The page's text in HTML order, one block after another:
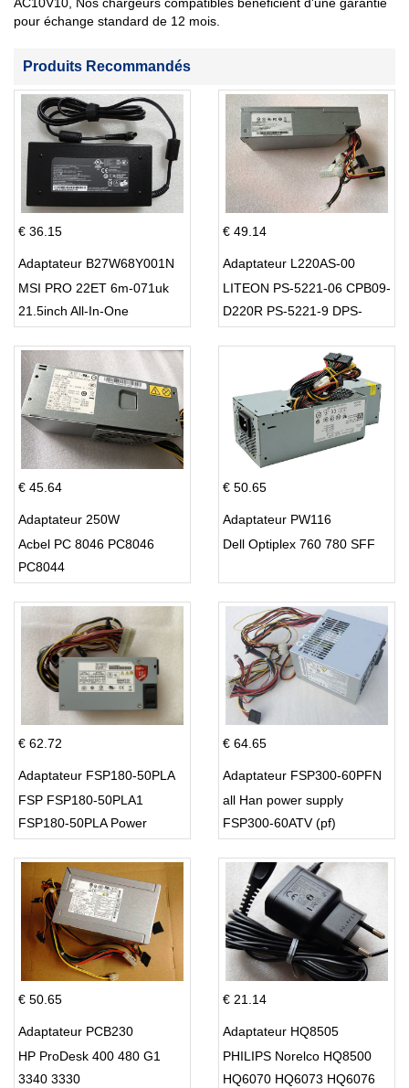
AC10V10, Nos chargeurs compatibles bénéficient d'une garantie
pour échange standard de 12 mois.
Produits Recommandés
€ 36.15
Adaptateur B27W68Y001N
MSI PRO 22ET 6m-071uk
21.5inch All-In-One
€ 49.14
Adaptateur L220AS-00
LITEON PS-5221-06 CPB09-
D220R PS-5221-9 DPS-
€ 45.64
Adaptateur 250W
Acbel PC 8046 PC8046
PC8044
€ 50.65
Adaptateur PW116
Dell Optiplex 760 780 SFF
€ 62.72
Adaptateur FSP180-50PLA
FSP FSP180-50PLA1
FSP180-50PLA Power
€ 64.65
Adaptateur FSP300-60PFN
all Han power supply
FSP300-60ATV (pf)
€ 50.65
Adaptateur PCB230
HP ProDesk 400 480 G1
3340 3330
€ 21.14
Adaptateur HQ8505
PHILIPS Norelco HQ8500
HQ6070 HQ6073 HQ6076